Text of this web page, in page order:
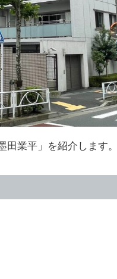
業平」を紹介します。